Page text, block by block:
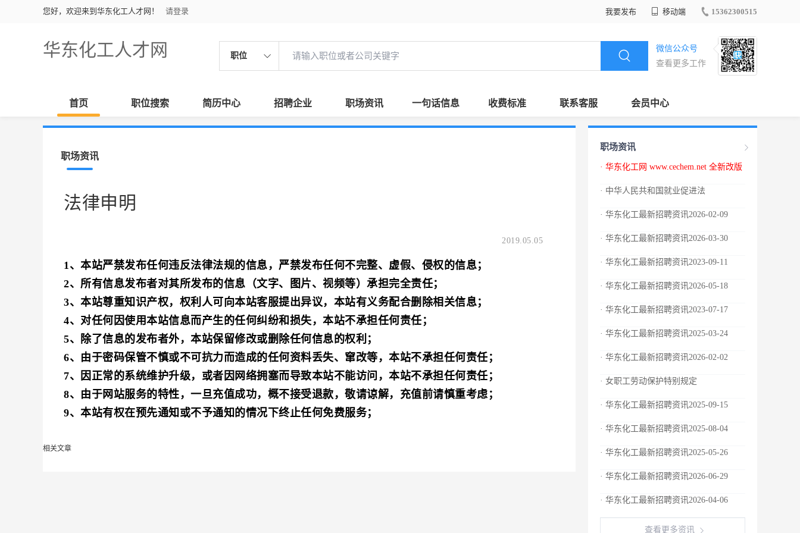
您好，欢迎来到华东化工人才网！ 请登录 我要发布 移动端 15362300515
华东化工人才网 职位
微信公众号
查看更多工作
首页 职位搜索 简历中心 招聘企业 职场资讯 一句话信息 收费标准 联系客服 会员中心
职场资讯
法律申明
2019.05.05
1、本站严禁发布任何违反法律法规的信息，严禁发布任何不完整、虚假、侵权的信息；
2、所有信息发布者对其所发布的信息（文字、图片、视频等）承担完全责任；
3、本站尊重知识产权，权利人可向本站客服提出异议，本站有义务配合删除相关信息；
4、对任何因使用本站信息而产生的任何纠纷和损失，本站不承担任何责任；
5、除了信息的发布者外，本站保留修改或删除任何信息的权利；
6、由于密码保管不慎或不可抗力而造成的任何资料丢失、窜改等，本站不承担任何责任；
7、因正常的系统维护升级，或者因网络拥塞而导致本站不能访问，本站不承担任何责任；
8、由于网站服务的特性，一旦充值成功，概不接受退款，敬请谅解，充值前请慎重考虑；
9、本站有权在预先通知或不予通知的情况下终止任何免费服务；
相关文章
职场资讯
· 华东化工网 www.cechem.net 全新改版
· 中华人民共和国就业促进法
· 华东化工最新招聘资讯2026-02-09
· 华东化工最新招聘资讯2026-03-30
· 华东化工最新招聘资讯2023-09-11
· 华东化工最新招聘资讯2026-05-18
· 华东化工最新招聘资讯2023-07-17
· 华东化工最新招聘资讯2025-03-24
· 华东化工最新招聘资讯2026-02-02
· 女职工劳动保护特别规定
· 华东化工最新招聘资讯2025-09-15
· 华东化工最新招聘资讯2025-08-04
· 华东化工最新招聘资讯2025-05-26
· 华东化工最新招聘资讯2026-06-29
· 华东化工最新招聘资讯2026-04-06
查看更多资讯